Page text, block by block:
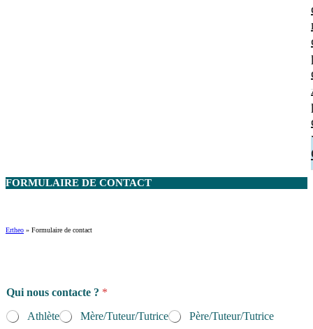
FORMULAIRE DE CONTACT
Ertheo » Formulaire de contact
Qui nous contacte ? *
Athlète
Mère/Tuteur/Tutrice Père/Tuteur/Tutrice